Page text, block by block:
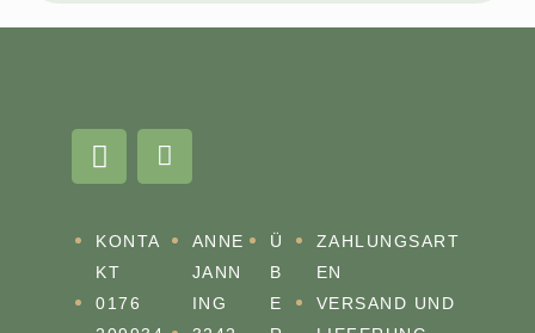
KONTA
KT
0176
ANNE
JANN
ING
Ü
B
E
ZAHLUNGSART
EN
VERSAND UND